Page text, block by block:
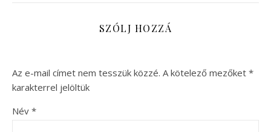
SZÓLJ HOZZÁ
Az e-mail címet nem tesszük közzé. A kötelező mezőket *
karakterrel jelöltük
Név *